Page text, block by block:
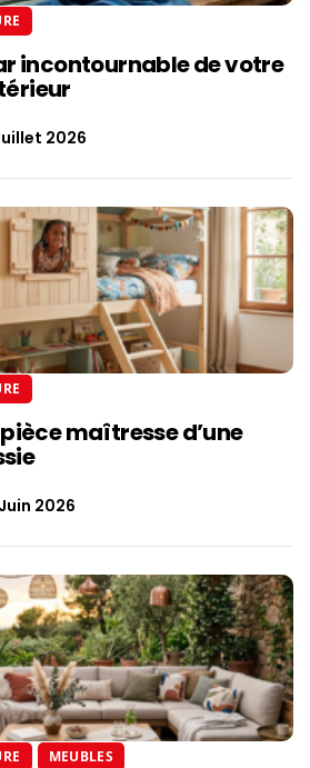
incontournable de votre
2026
maîtresse d’une
2026
MEUBLES